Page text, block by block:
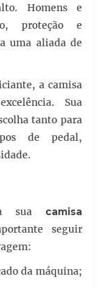
Homens e
proteção e
uma aliada de
a camisa
Sua
tanto para
de pedal,
sua camisa
seguir
da máquina;